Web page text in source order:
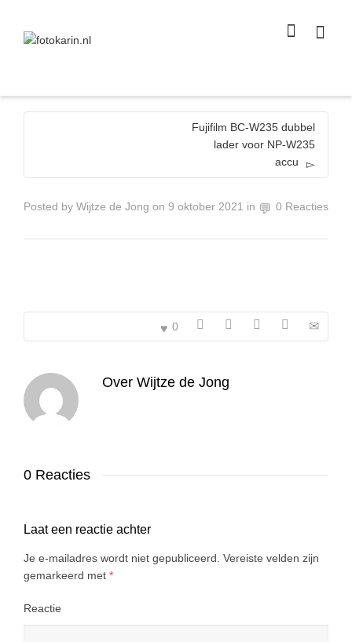
size
Super Search
Fujifilm BC-W235 dubbel
lader voor NP-W235
accu
Posted by Wijtze de Jong on 9 oktober 2021 in 0 Reacties
0
Over Wijtze de Jong
0 Reacties
Laat een reactie achter
Je e-mailadres wordt niet gepubliceerd. Vereiste velden zijn
gemarkeerd met *
Reactie